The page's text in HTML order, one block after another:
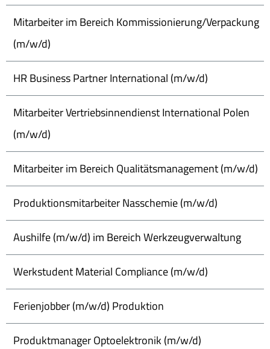
Mitarbeiter im Bereich Kommissionierung/Verpackung
(m/w/d)
HR Business Partner International (m/w/d)
Mitarbeiter Vertriebsinnendienst International Polen
(m/w/d)
Mitarbeiter im Bereich Qualitätsmanagement (m/w/d)
Produktionsmitarbeiter Nasschemie (m/w/d)
Aushilfe (m/w/d) im Bereich Werkzeugverwaltung
Werkstudent Material Compliance (m/w/d)
Ferienjobber (m/w/d) Produktion
Produktmanager Optoelektronik (m/w/d)